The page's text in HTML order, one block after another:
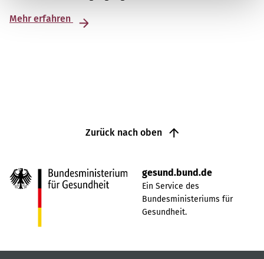
Mehr erfahren
Zurück nach oben
gesund.bund.de
Ein Service des
Bundesministeriums für
Gesundheit.